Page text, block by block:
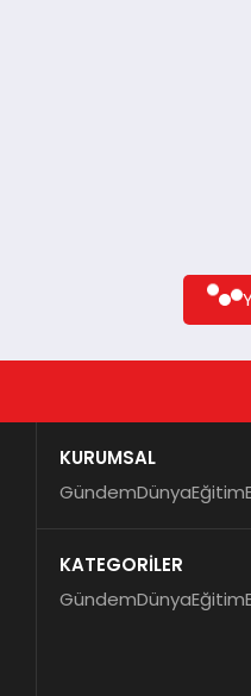
KURUMSAL
GündemDünyaEğitim
KATEGORİLER
GündemDünyaEğitim